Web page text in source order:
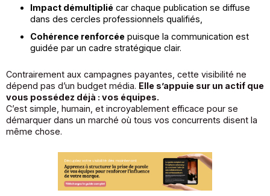
Impact démultiplié car chaque publication se diffuse
dans des cercles professionnels qualifiés,
Cohérence renforcée puisque la communication est
guidée par un cadre stratégique clair.
Contrairement aux campagnes payantes, cette visibilité ne
dépend pas d’un budget média. Elle s’appuie sur un actif que
vous possédez déjà : vos équipes.
C’est simple, humain, et incroyablement efficace pour se
démarquer dans un marché où tous vos concurrents disent la
même chose.